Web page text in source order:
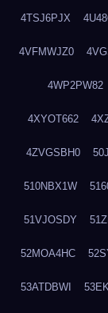
4TSJ6PJX
4VFMWJZ0
4WP2PW82
4XYOT662
4ZVGSBH0
510NBX1W
51VJOSDY
52MOA4HC
53ATDBWI